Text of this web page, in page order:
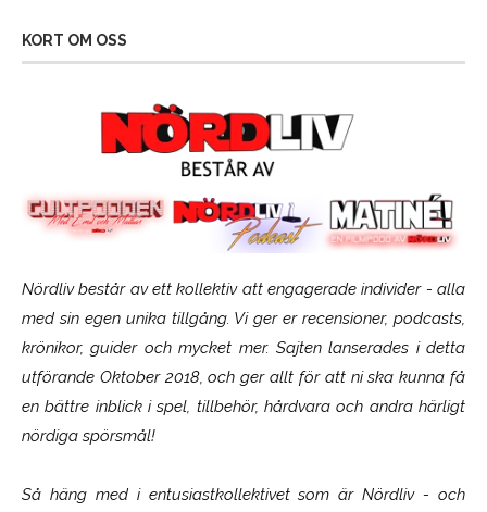
KORT OM OSS
Nördliv består av ett kollektiv att engagerade individer - alla
med sin egen unika tillgång. Vi ger er recensioner, podcasts,
krönikor, guider och mycket mer. Sajten lanserades i detta
utförande Oktober 2018, och ger allt för att ni ska kunna få
en bättre inblick i spel, tillbehör, hårdvara och andra härligt
nördiga spörsmål!
Så häng med i entusiastkollektivet som ärNördliv- och